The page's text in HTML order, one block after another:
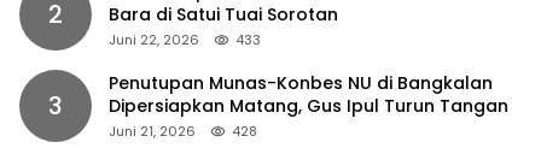
2
Bara di Satui Tuai Sorotan
Juni 22, 2026 433
3
Penutupan Munas-Konbes NU di Bangkalan
Dipersiapkan Matang, Gus Ipul Turun Tangan
Juni 21, 2026 428